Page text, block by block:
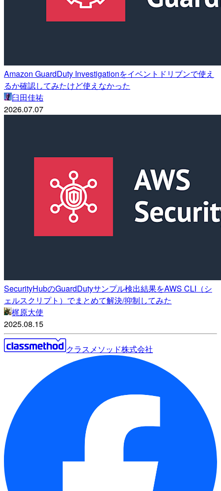
Amazon GuardDuty Investigationをイベントドリブンで使え
るか確認してみたけど使えなかった
臼田佳祐
2026.07.07
SecurityHubのGuardDutyサンプル検出結果をAWS CLI（シ
ェルスクリプト）でまとめて解決/抑制してみた
梶原大使
2025.08.15
クラスメソッド株式会社